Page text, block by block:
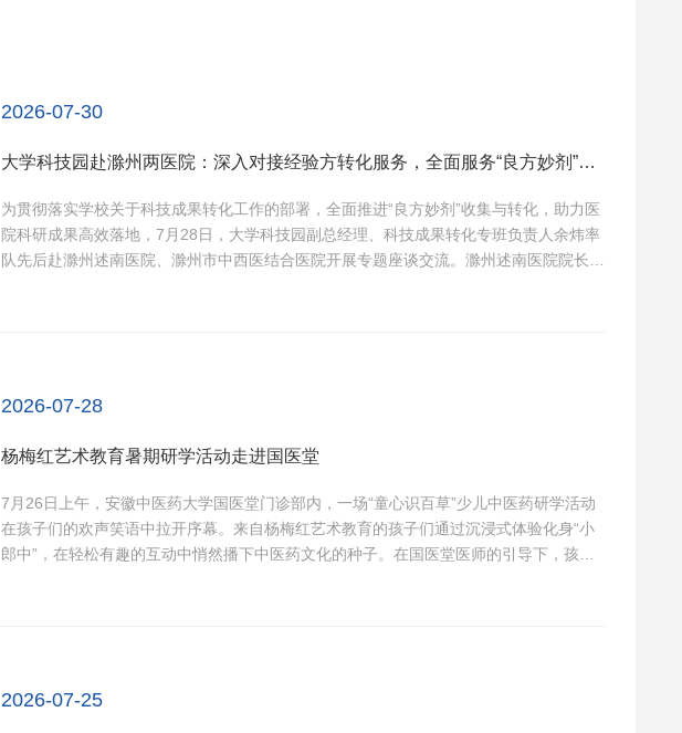
2026-07-30
为贯彻落实学校关于科技成果转化工作的部署，全面推进“良方妙剂”收集与转化，助力医
院科研成果高效落地，7月28日，大学科技园副总经理、科技成果转化专班负责人余炜率
队先后赴滁州述南医院、滁州市中西医结合医院开展专题座谈交流。滁州述南医院院长余
2026-07-28
杨梅红艺术教育暑期研学活动走进国医堂
7月26日上午，安徽中医药大学国医堂门诊部内，一场“童心识百草”少儿中医药研学活动
在孩子们的欢声笑语中拉开序幕。来自杨梅红艺术教育的孩子们通过沉浸式体验化身“小
郎中”，在轻松有趣的互动中悄然播下中医药文化的种子。在国医堂医师的引导下，孩子
2026-07-25